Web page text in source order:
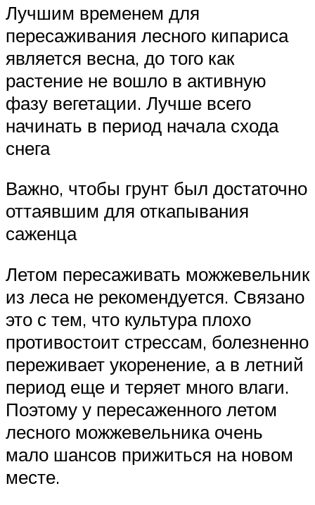
Лучшим временем для
пересаживания лесного кипариса
является весна, до того как
растение не вошло в активную
фазу вегетации. Лучше всего
начинать в период начала схода
снега
Важно, чтобы грунт был достаточно
оттаявшим для откапывания
саженца
Летом пересаживать можжевельник
из леса не рекомендуется. Связано
это с тем, что культура плохо
противостоит стрессам, болезненно
переживает укоренение, а в летний
период еще и теряет много влаги.
Поэтому у пересаженного летом
лесного можжевельника очень
мало шансов прижиться на новом
месте.